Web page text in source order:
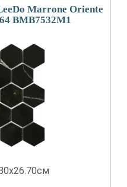
Marrone Oriente
BMB7532M1